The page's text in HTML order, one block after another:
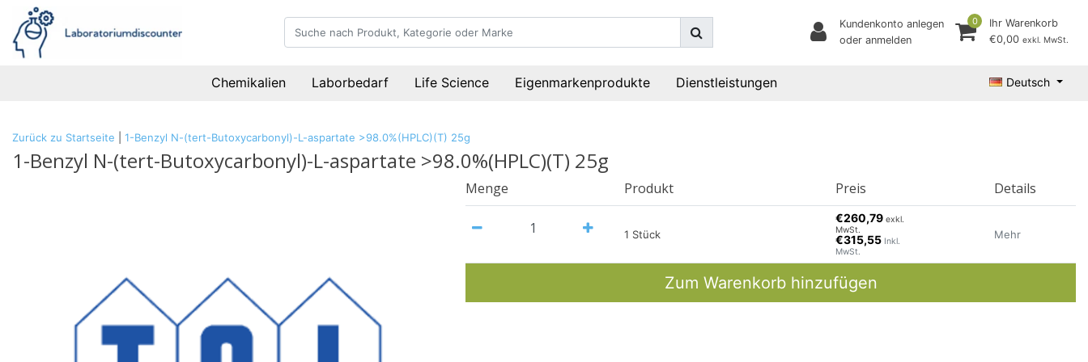
Kundenkonto anlegen
oder anmelden
0
Ihr Warenkorb
€0,00 exkl. MwSt.
Chemikalien Laborbedarf Life Science Eigenmarkenprodukte Dienstleistungen Deutsch
Zurück zu Startseite 1-Benzyl N-(tert-Butoxycarbonyl)-L-aspartate >98.0%(HPLC)(T) 25g
1-Benzyl N-(tert-Butoxycarbonyl)-L-aspartate >98.0%(HPLC)(T) 25g
Menge Produkt Preis Details
1 Stück
€260,79exkl.
MwSt.
€315,55 Inkl.
MwSt.
Mehr
Zum Warenkorb hinzufügen